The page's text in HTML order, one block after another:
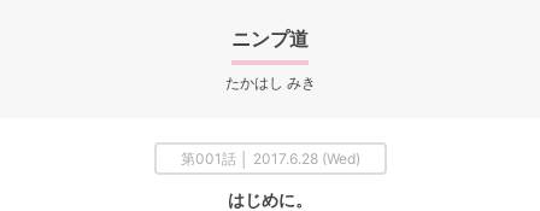
ニンプ道
たかはし みき
第001話 │ 2017.6.28 (Wed)
はじめに。